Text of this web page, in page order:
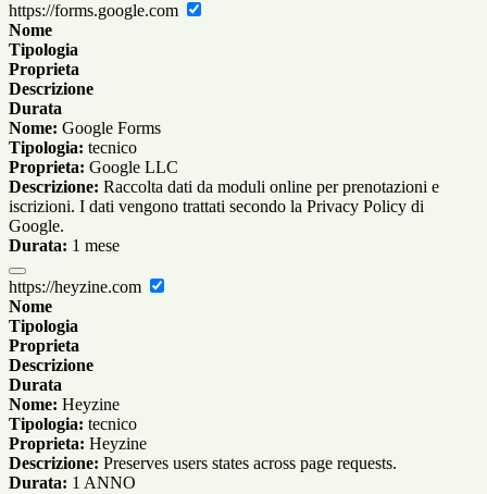
https://forms.google.com
Nome
Tipologia
Proprieta
Descrizione
Durata
Nome: Google Forms
Tipologia: tecnico
Proprieta: Google LLC
Descrizione: Raccolta dati da moduli online per prenotazioni e
iscrizioni. I dati vengono trattati secondo la Privacy Policy di
Google.
Durata: 1 mese
https://heyzine.com
Nome
Tipologia
Proprieta
Descrizione
Durata
Nome: Heyzine
Tipologia: tecnico
Proprieta: Heyzine
Descrizione: Preserves users states across page requests.
Durata: 1 ANNO